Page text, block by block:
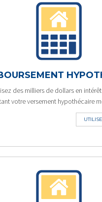
des milliers de dollars en
votre versement hypothécaire